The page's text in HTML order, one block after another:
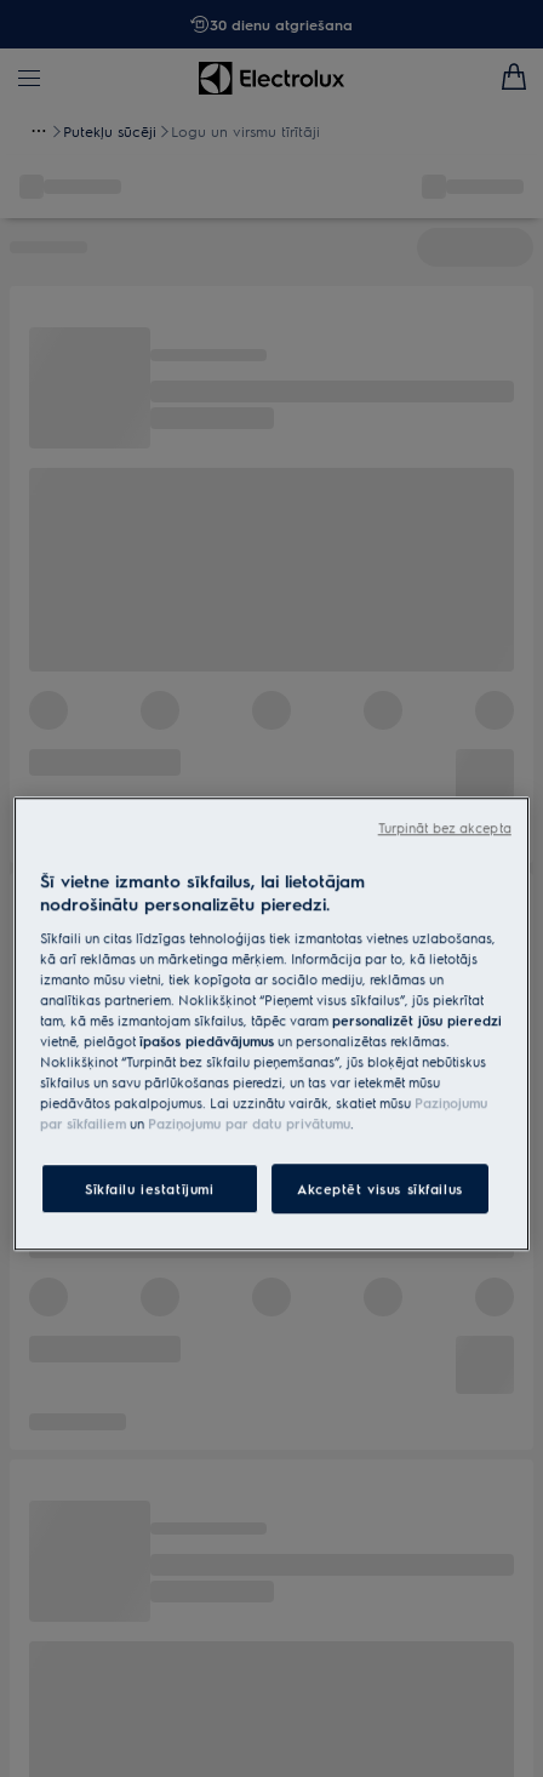
30 dienu atgriešana
Putekļu sūcēji Logu un virsmu tīrītāji
Šī vietne izmanto sīkfailus, lai lietotājam
nodrošinātu personalizētu pieredzi.
Sīkfaili un citas līdzīgas tehnoloģijas tiek izmantotas vietnes uzlabošanas,
kā arī reklāmas un mārketinga mērķiem. Informācija par to, kā lietotājs
izmanto mūsu vietni, tiek kopīgota ar sociālo mediju, reklāmas un
analītikas partneriem. Noklikšķinot “Pieņemt visus sīkfailus”, jūs piekrītat
tam, kā mēs izmantojam sīkfailus, tāpēc varampersonalizēt jūsu pieredzi
vietnē, pielāgotīpašos piedāvājumus un personalizētas reklāmas.
Noklikšķinot “Turpināt bez sīkfailu pieņemšanas”, jūs bloķējat nebūtiskus
sīkfailus un savu pārlūkošanas pieredzi, un tas var ietekmēt mūsu
piedāvātos pakalpojumus. Lai uzzinātu vairāk, skatiet mūsu Paziņojumu
par sīkfailiem un Paziņojumu par datu privātumu.
Sīkfailu iestatījumi Akceptēt visus sīkfailus
Turpināt bez akcepta